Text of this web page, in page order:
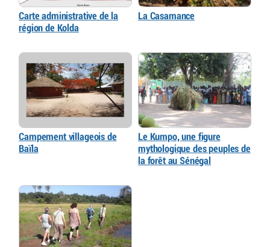
Carte administrative de la
région de Kolda
La Casamance
Campement villageois de
Baïla
Le Kumpo, une figure
mythologique des peuples de
la forêt au Sénégal